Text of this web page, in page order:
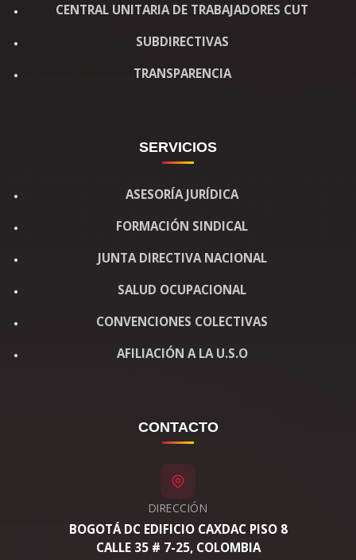
CENTRAL UNITARIA DE TRABAJADORES CUT
SUBDIRECTIVAS
TRANSPARENCIA
SERVICIOS
ASESORÍA JURÍDICA
FORMACIÓN SINDICAL
JUNTA DIRECTIVA NACIONAL
SALUD OCUPACIONAL
CONVENCIONES COLECTIVAS
AFILIACIÓN A LA U.S.O
CONTACTO
DIRECCIÓN
BOGOTÁ DC EDIFICIO CAXDAC PISO 8
CALLE 35 # 7-25, COLOMBIA